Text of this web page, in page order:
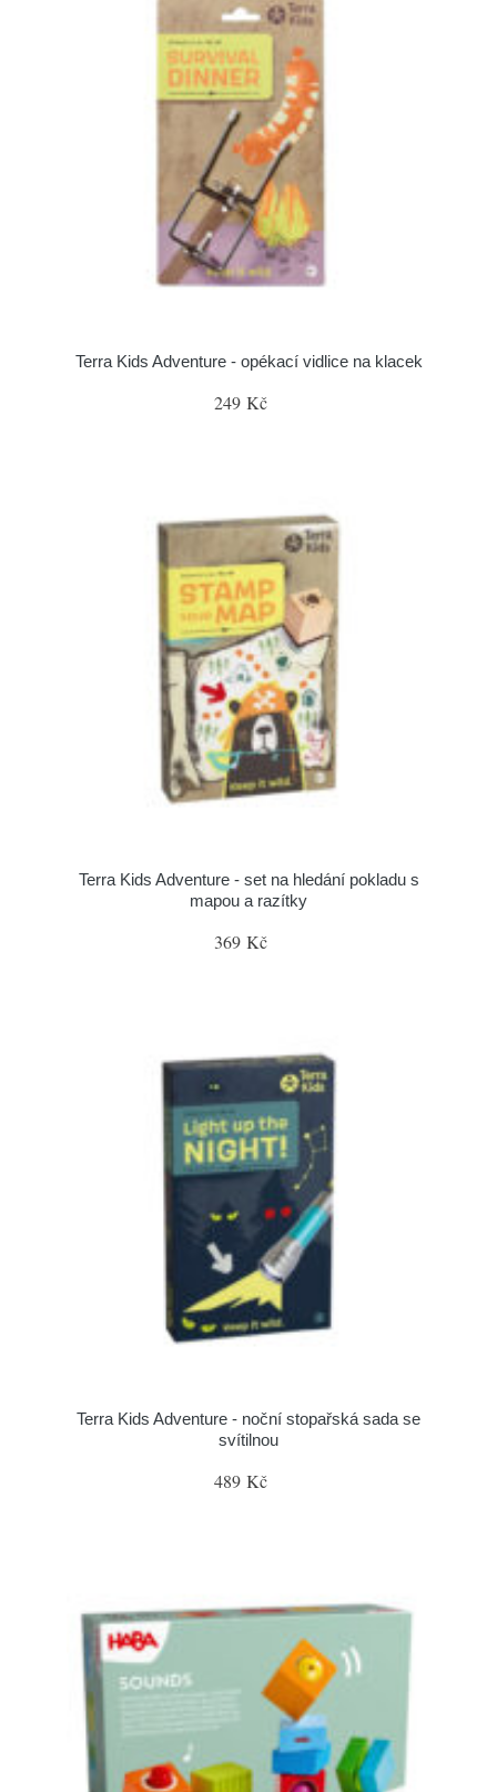
Terra Kids Adventure - opékací vidlice na klacek
249 Kč
Terra Kids Adventure - set na hledání pokladu s
mapou a razítky
369 Kč
Terra Kids Adventure - noční stopařská sada se
svítilnou
489 Kč